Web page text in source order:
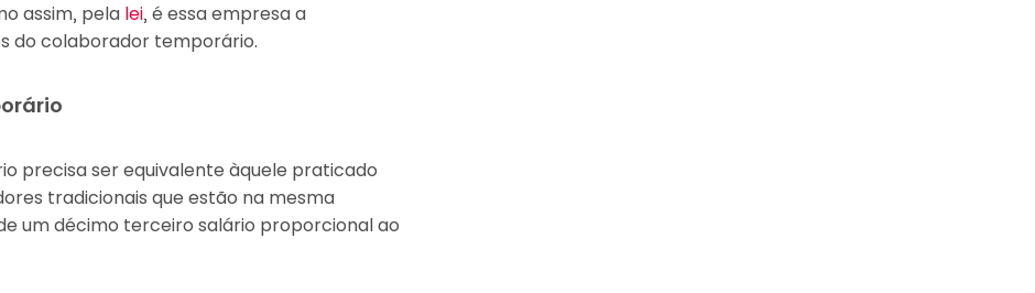
assim, pela lei, é essa empresa a
do colaborador temporário.
precisa ser equivalente àquele praticado
tradicionais que estão na mesma
um décimo terceiro salário proporcional ao